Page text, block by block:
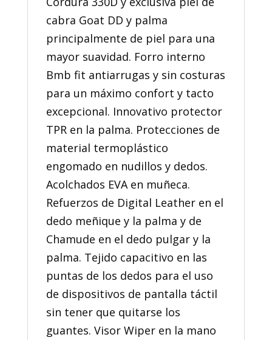
cabra Goat DD y palma
principalmente de piel para una
mayor suavidad. Forro interno
Bmb fit antiarrugas y sin costuras
para un máximo confort y tacto
excepcional. Innovativo protector
TPR en la palma. Protecciones de
material termoplástico
engomado en nudillos y dedos.
Acolchados EVA en muñeca.
Refuerzos de Digital Leather en el
dedo meñique y la palma y de
Chamude en el dedo pulgar y la
palma. Tejido capacitivo en las
puntas de los dedos para el uso
de dispositivos de pantalla táctil
sin tener que quitarse los
guantes. Visor Wiper en la mano